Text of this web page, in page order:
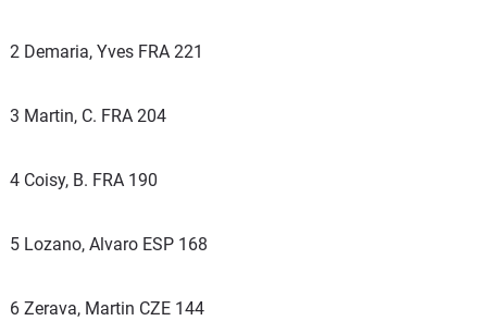
2 Demaria, Yves FRA 221
3 Martin, C. FRA 204
4 Coisy, B. FRA 190
5 Lozano, Alvaro ESP 168
6 Zerava, Martin CZE 144